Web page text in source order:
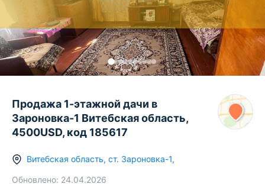
Продажа 1-этажной дачи в
Зароновка-1 Витебская область,
4500USD, код 185617
Витебская область, ст. Зароновка-1,
Обновлено: 24.04.2026